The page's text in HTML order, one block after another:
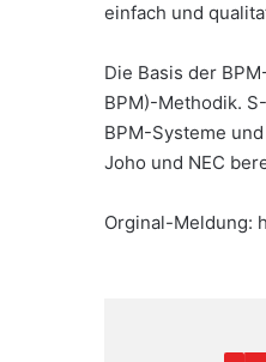
einfach und
Die Basis der
BPM)-Methodik.
BPM-Systeme
Joho und NEC
Orginal-Meldung: